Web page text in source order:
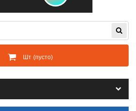
Шт (пусто)